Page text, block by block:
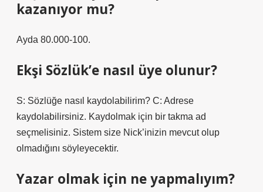
kazanıyor mu?
Ayda 80.000-100.
Ekşi Sözlük’e nasıl üye olunur?
S: Sözlüğe nasıl kaydolabilirim? C: Adrese
kaydolabilirsiniz. Kaydolmak için bir takma ad
seçmelisiniz. Sistem size Nick’inizin mevcut olup
olmadığını söyleyecektir.
Yazar olmak için ne yapmalıyım?